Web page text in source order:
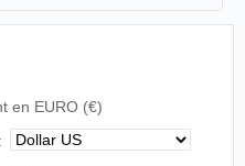
désabusé sur l'enfance de
certes, et
la
en EURO (€)